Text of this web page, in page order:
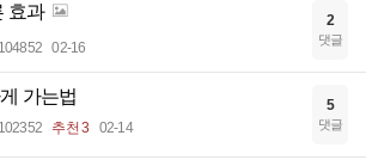
효과
02-16
2
댓글
가는법
추천 3 02-14
5
댓글